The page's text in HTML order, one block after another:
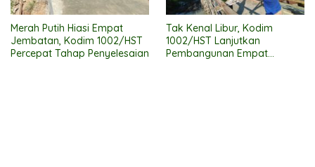
Merah Putih Hiasi Empat
Jembatan, Kodim 1002/HST
Percepat Tahap Penyelesaian
Tak Kenal Libur, Kodim
1002/HST Lanjutkan
Pembangunan Empat